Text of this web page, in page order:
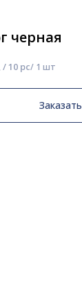
черная
/ 10 pc
Заказать